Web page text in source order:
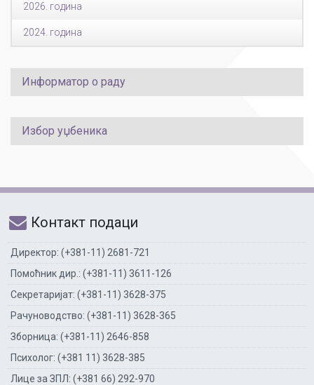
2026. година
2024. година
Информатор о раду
Избор уџбеника
Контакт подаци
Директор: (+381-11) 2681-721
Помоћник дир.: (+381-11) 3611-126
Секретаријат: (+381-11) 3628-375
Рачуноводство: (+381-11) 3628-365
Зборница: (+381-11) 2646-858
Психолог: (+381 11) 3628-385
Лице за ЗПЛ: (+381 66) 292-970